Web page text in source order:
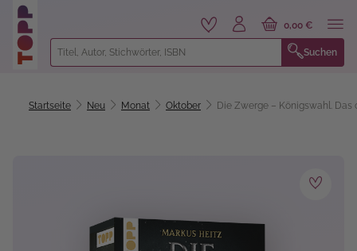
springen
Suchen
0,00 €
Startseite Neu Monat Oktober Die Zwerge – Königswahl.